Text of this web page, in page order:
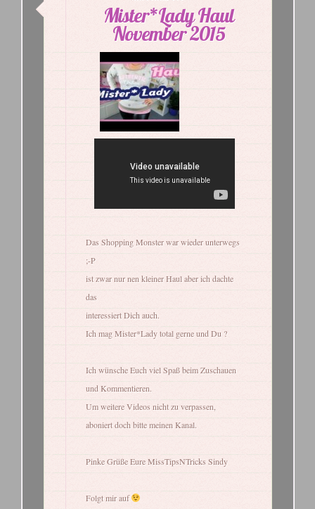
Mister*Lady Haul
November 2015
Das Shopping Monster war wieder unterwegs
;-P
ist zwar nur nen kleiner Haul aber ich dachte
das
interessiert Dich auch.
Ich mag Mister*Lady total gerne und Du ?
Ich wünsche Euch viel Spaß beim Zuschauen
und Kommentieren.
Um weitere Videos nicht zu verpassen,
aboniert doch bitte meinen Kanal.
Pinke Grüße Eure MissTipsNTricks Sindy
Folgt mir auf